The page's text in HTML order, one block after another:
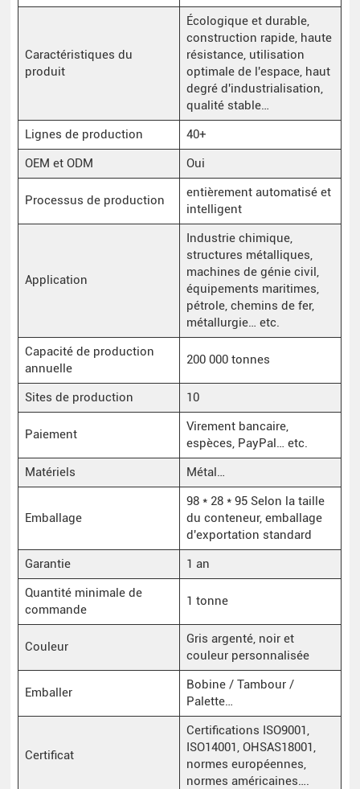
Caractéristiques du
produit
Écologique et durable,
construction rapide, haute
résistance, utilisation
optimale de l'espace, haut
degré d'industrialisation,
qualité stable…
Lignes de production
40+
OEM et ODM
Oui
Processus de production
entièrement automatisé et
intelligent
Application
Industrie chimique,
structures métalliques,
machines de génie civil,
équipements maritimes,
pétrole, chemins de fer,
métallurgie… etc.
Capacité de production
annuelle
200 000 tonnes
Sites de production 10
Paiement
Virement bancaire,
espèces, PayPal… etc.
Matériels
Métal…
Emballage
98 * 28 * 95 Selon la taille
du conteneur, emballage
d'exportation standard
Garantie
1 an
Quantité minimale de
commande
1 tonne
Couleur
Gris argenté, noir et
couleur personnalisée
Emballer
Bobine / Tambour /
Palette…
Certificat
Certifications ISO9001,
ISO14001, OHSAS18001,
normes européennes,
normes américaines….